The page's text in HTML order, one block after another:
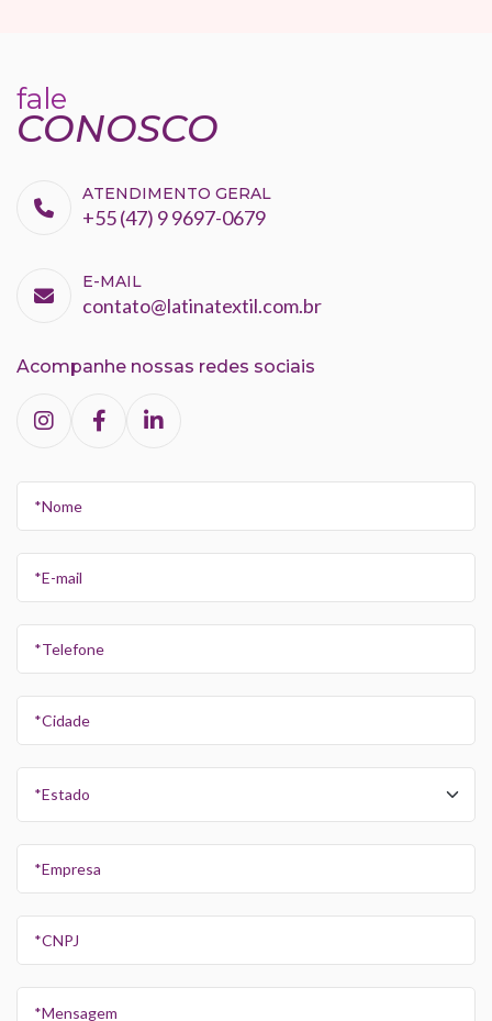
fale
CONOSCO
ATENDIMENTO GERAL
+55 (47) 9 9697-0679
E-MAIL
contato@latinatextil.com.br
Acompanhe nossas redes sociais